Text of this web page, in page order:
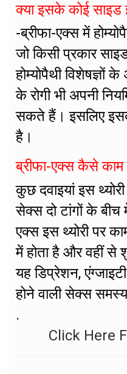
क्या इसके कोई
-ब्रीफा-एक्स में
जो किसी प्रकार
होम्योपैथी विशेषज्ञों
के रोगी भी अपनी
सकते हैं। इसलिए
है।
ब्रीफा-एक्स कैसे काम
कुछ दवाइयां इस
सेक्स दो टांगों के बीच
एक्स इस थ्योरी पर
में होता है और वहीं से
यह डिप्रेशन,
होने वाली सेक्स
.
Click Here